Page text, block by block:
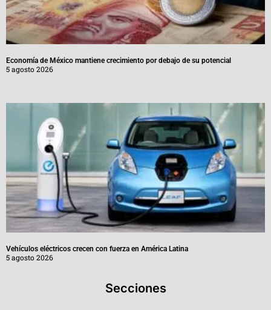
Economía de México mantiene crecimiento por debajo de su potencial
5 agosto 2026
Vehículos eléctricos crecen con fuerza en América Latina
5 agosto 2026
Secciones